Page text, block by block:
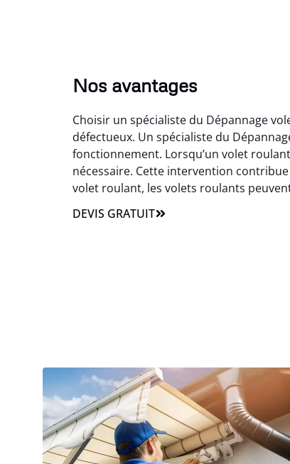
Nos avantages
Choisir un spécialiste du Dépannage
défectueux. Un spécialiste du
fonctionnement. Lorsqu’un volet
nécessaire. Cette intervention
volet roulant, les volets roulants
DEVIS GRATUIT